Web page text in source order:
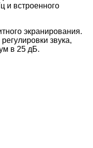
и встроенного
экранирования.
звука,
в 25 дБ.